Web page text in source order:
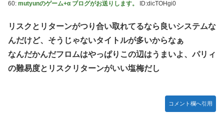
60: mutyunのゲーム+α ブログがお送りします。 ID:dicTOHgi0
リスクとリターンがつり合い取れてるなら良いシステムな
んだけど、そうじゃないタイトルが多いからなぁ
なんだかんだフロムはやっぱりこの辺はうまいよ、パリィ
の難易度とリスクリターンがいい塩梅だし
コメント欄へ引用